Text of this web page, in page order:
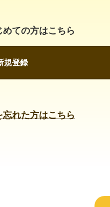
めての方はこちら
規登録
れた方はこちら